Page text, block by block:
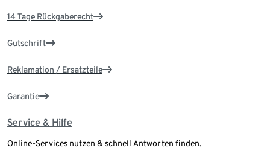
14 Tage Rückgaberecht
Gutschrift
Reklamation / Ersatzteile
Garantie
Service & Hilfe
Online-Services nutzen & schnell Antworten finden.